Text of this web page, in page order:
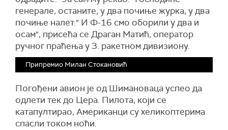
генерале, останите, у два почиње журка, у два
почиње налет." И Ф-16 смо оборили у два и
осам", присећа се Драган Матић, оператор
ручног праћења у 3. ракетном дивизиону.
Припремио Милан Стокановић
Погођени авион је од Шимановаца успео да
одлети тек до Цера. Пилота, који се
катапултирао, Американци су хеликоптерима
спасли током ноћи.